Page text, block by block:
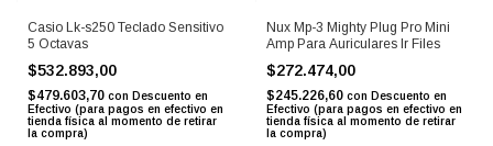
Casio Lk-s250 Teclado Sensitivo
5 Octavas
$532.893,00
$479.603,70 con Descuento en
Efectivo (para pagos en efectivo en
tienda física al momento de retirar
la compra)
Nux Mp-3 Mighty Plug Pro Mini
Amp Para Auriculares Ir Files
$272.474,00
$245.226,60 con Descuento en
Efectivo (para pagos en efectivo en
tienda física al momento de retirar
la compra)